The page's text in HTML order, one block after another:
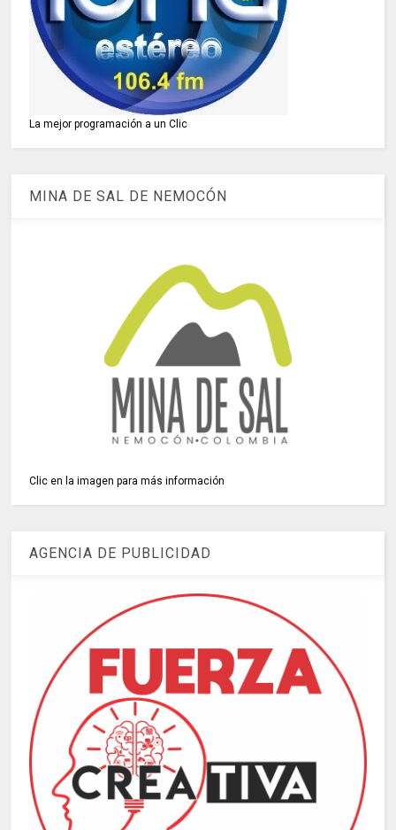
La mejor programación a un Clic
MINA DE SAL DE NEMOCÓN
Clic en la imagen para más información
AGENCIA DE PUBLICIDAD